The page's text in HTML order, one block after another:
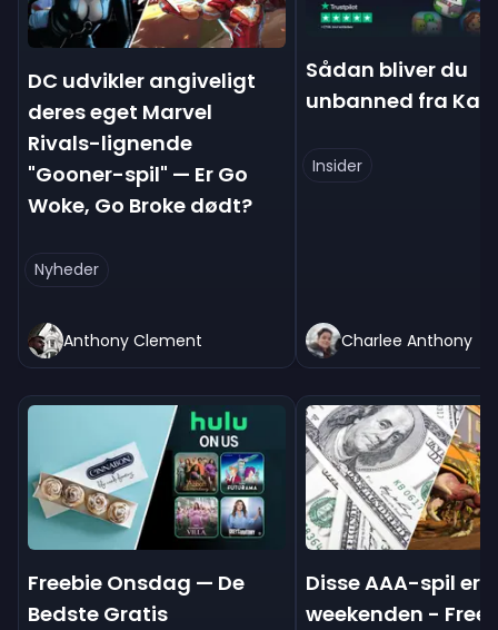
DC udvikler angiveligt
deres eget Marvel
Rivals-lignende
"Gooner-spil" — Er Go
Woke, Go Broke dødt?
Nyheder
Anthony Clement
Sådan bliver du
unbanned fra
Insider
Charlee Anthony
Freebie Onsdag — De
Bedste Gratis
Disse AAA-spil er
weekenden -